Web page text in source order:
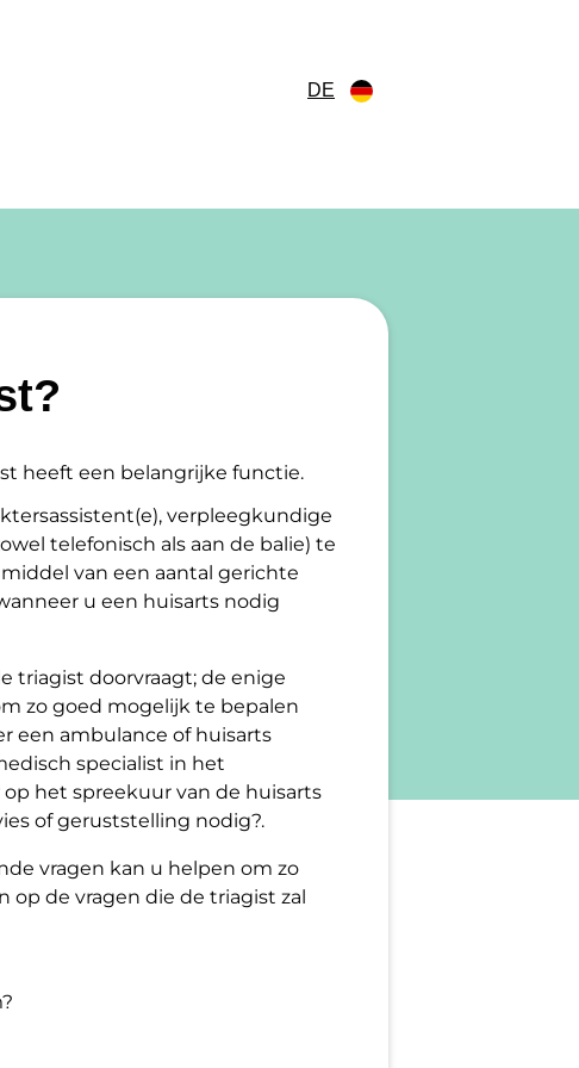
DE
heeft een belangrijke functie.
verpleegkundige
telefonisch als aan de balie) te
van een aantal gerichte
u een huisarts nodig
triagist doorvraagt; de enige
zo goed mogelijk te bepalen
een ambulance of huisarts
specialist in het
het spreekuur van de huisarts
of geruststelling nodig?.
vragen kan u helpen om zo
de vragen die de triagist zal